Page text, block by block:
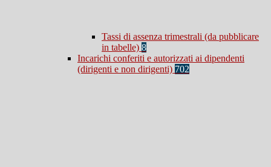
Tassi di assenza trimestrali (da pubblicare
in tabelle) 8
Incarichi conferiti e autorizzati ai dipendenti
(dirigenti e non dirigenti) 702